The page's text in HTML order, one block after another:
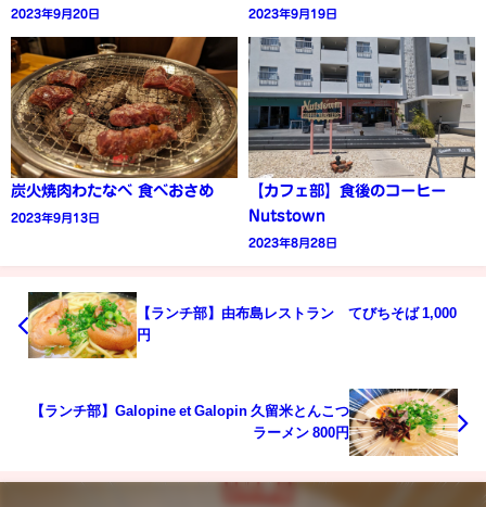
2023年9月20日 2023年9月19日
炭火焼肉わたなべ 食べおさめ
2023年9月13日
【カフェ部】食後のコーヒー
Nutstown
2023年8月28日
【ランチ部】由布島レストラン てびちそば 1,000
円
【ランチ部】Galopine et Galopin 久留米とんこつ
ラーメン 800円